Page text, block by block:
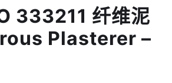
333211 纤维泥
Plasterer –